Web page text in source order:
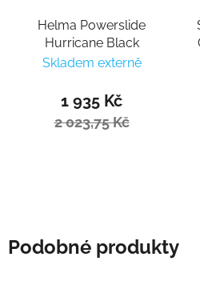
Helma Powerslide
Hurricane Black
Skladem externě
1 935 Kč
2 023,75 Kč
Podobné produkty